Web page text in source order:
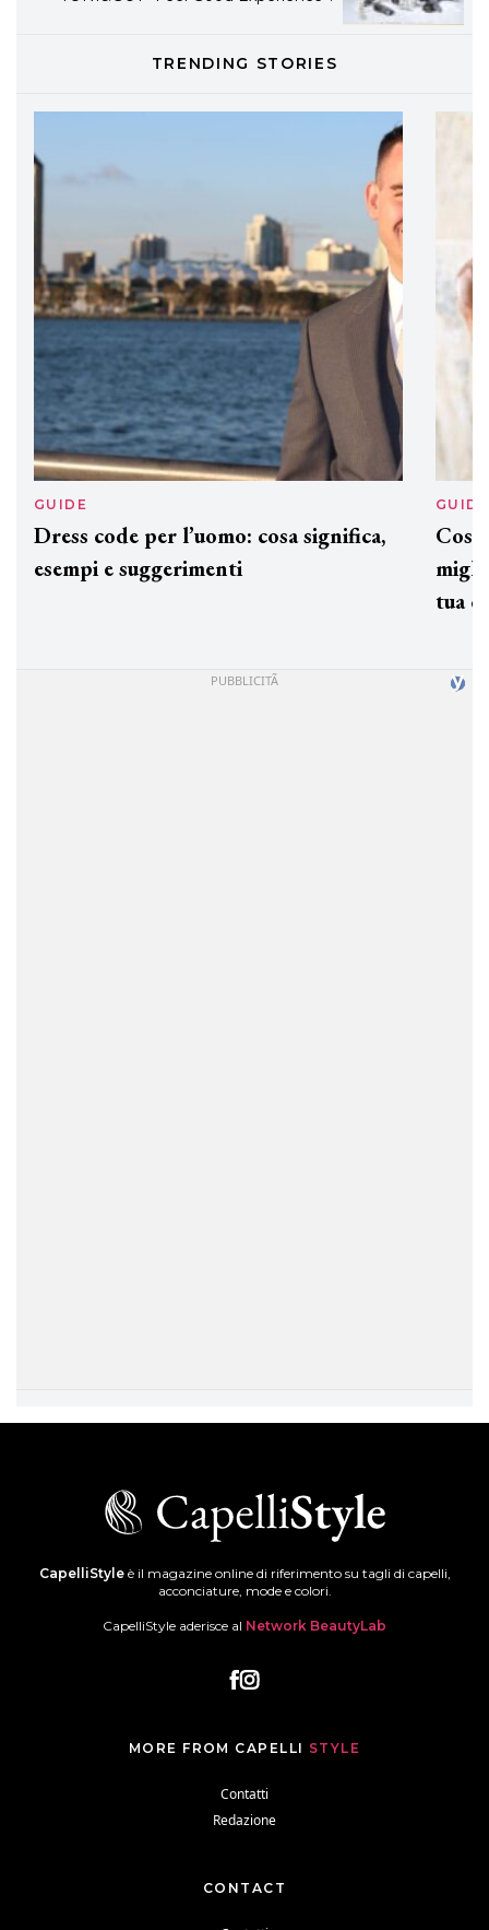
Davines presenta cofanetti beauty
TRENDING STORIES
GUIDE
Dress code per l’uomo: cosa significa,
esempi e suggerimenti
GUIDE
tua
CapelliStyleè il magazine online di riferimento su tagli di capelli,
acconciature, mode e colori.
CapelliStyle aderisce al Network BeautyLab
MORE FROM CAPELLI STYLE
Contatti
Redazione
CONTACT